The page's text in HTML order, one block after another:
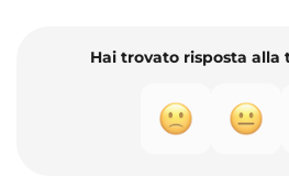
Hai trovato risposta alla